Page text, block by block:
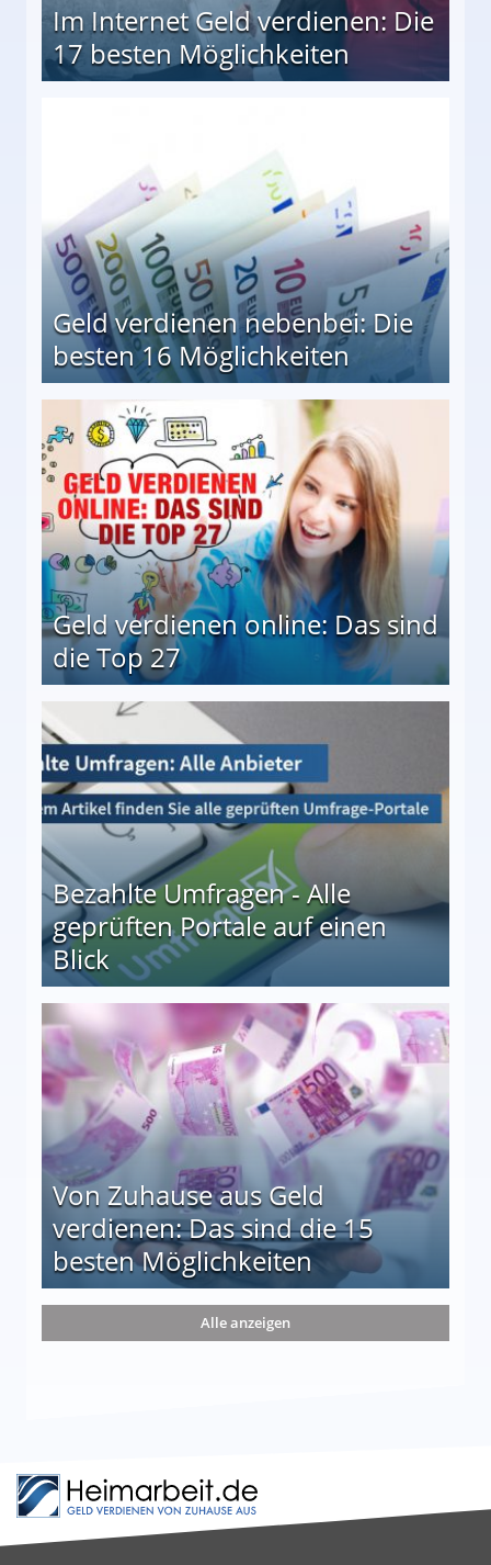
Im Internet Geld verdienen: Die
17 besten Möglichkeiten
Geld verdienen nebenbei: Die
besten 16 Möglichkeiten
Geld verdienen online: Das sind
die Top 27
Bezahlte Umfragen - Alle
geprüften Portale auf einen
Blick
auf einen Blick
Von Zuhause aus Geld
verdienen: Das sind die 15
besten Möglichkeiten
die 15 besten Möglichkeiten
Alle anzeigen